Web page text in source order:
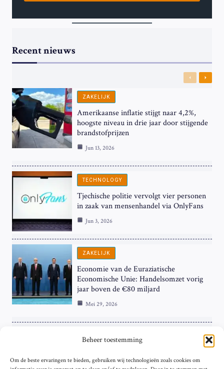
Beheer toestemming
Om de beste ervaringen te bieden, gebruiken wij technologieën zoals cookies om
Recent nieuws
Previous
Next
ZAKELIJK
Amerikaanse inflatie stijgt naar 4,2%,
hoogste niveau in drie jaar door stijgende
brandstofprijzen
Jun 13, 2026
TECHNOLOGY
Tjechische politie vervolgt vier personen
in zaak van mensenhandel via OnlyFans
Jun 3, 2026
ZAKELIJK
Economie van de Euraziatische
Economische Unie: Handelsomzet vorig
jaar boven de €80 miljard
Mei 29, 2026
ZAKELIJK
Hardnekkige Inflatie bij de ‘Grote Vier’